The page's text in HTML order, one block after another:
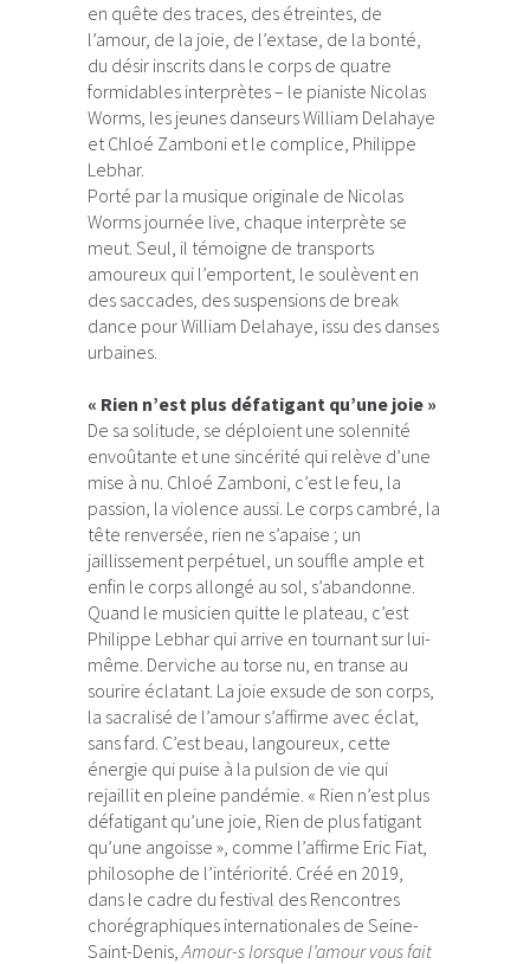
en quête des traces, des étreintes, de
l’amour, de la joie, de l’extase, de la bonté,
du désir inscrits dans le corps de quatre
formidables interprètes – le pianiste Nicolas
Worms, les jeunes danseurs William Delahaye
et Chloé Zamboni et le complice, Philippe
Lebhar.
Porté par la musique originale de Nicolas
Worms journée live, chaque interprète se
meut. Seul, il témoigne de transports
amoureux qui l’emportent, le soulèvent en
des saccades, des suspensions de break
dance pour William Delahaye, issu des danses
urbaines.
« Rien n’est plus défatigant qu’une joie »
De sa solitude, se déploient une solennité
envoûtante et une sincérité qui relève d’une
mise à nu. Chloé Zamboni, c’est le feu, la
passion, la violence aussi. Le corps cambré, la
tête renversée, rien ne s’apaise ; un
jaillissement perpétuel, un souffle ample et
enfin le corps allongé au sol, s’abandonne.
Quand le musicien quitte le plateau, c’est
Philippe Lebhar qui arrive en tournant sur lui-
même. Derviche au torse nu, en transe au
sourire éclatant. La joie exsude de son corps,
la sacralisé de l’amour s’affirme avec éclat,
sans fard. C’est beau, langoureux, cette
énergie qui puise à la pulsion de vie qui
rejaillit en pleine pandémie. « Rien n’est plus
défatigant qu’une joie, Rien de plus fatigant
qu’une angoisse », comme l’affirme Eric Fiat,
philosophe de l’intériorité. Créé en 2019,
dans le cadre du festival des Rencontres
chorégraphiques internationales de Seine-
Saint-Denis,Amour-s lorsque l’amour vous fait